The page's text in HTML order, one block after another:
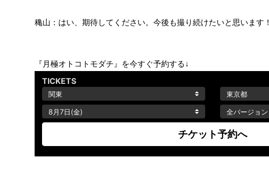
穐山：はい、期待してください。今後も撮り続けたいと思います！
『月極オトコトモダチ』を今すぐ予約する↓